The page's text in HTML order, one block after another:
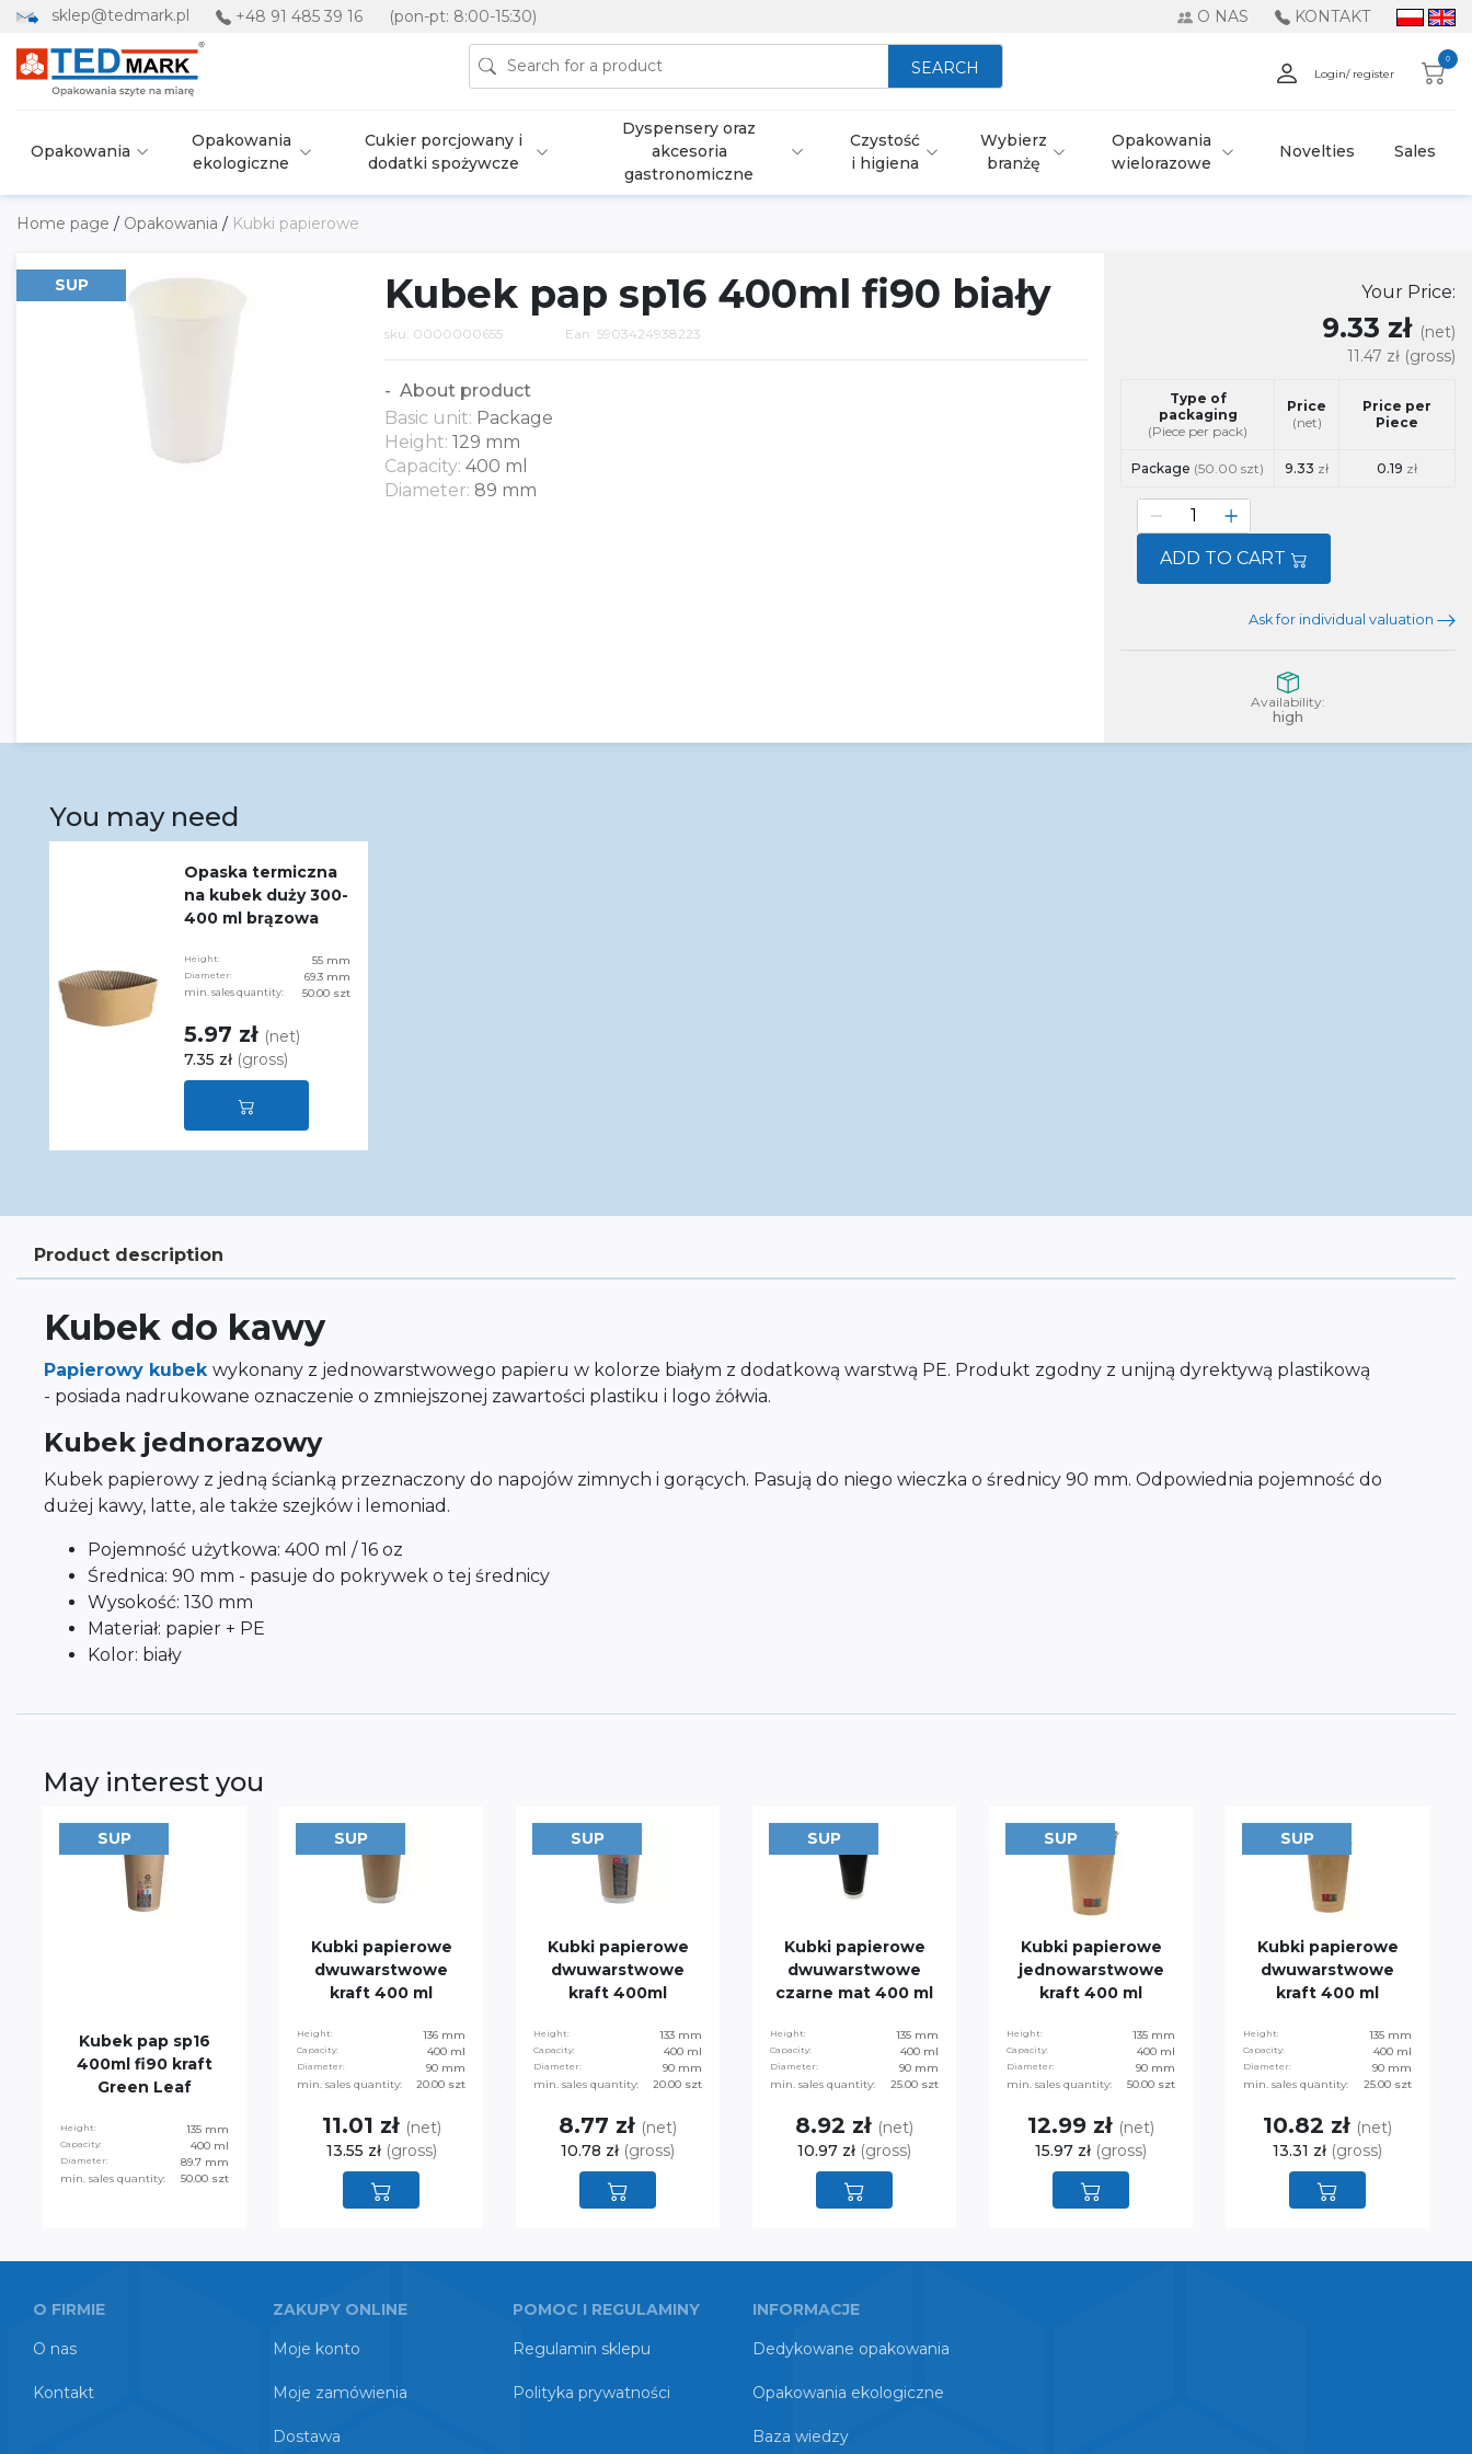
sklep@tedmark.pl +48 91 485 39 16 (pon-pt: 8:00-15:30) O NAS KONTAKT
SEARCH Login/ register
0
Opakowania
Opakowania
ekologiczne
Cukier porcjowany i
dodatki spożywcze
Dyspensery oraz
akcesoria
gastronomiczne
Czystość
i higiena
Wybierz
branżę
Opakowania
wielorazowe
Novelties Sales
Home page / Opakowania / Kubki papierowe
SUP Kubek pap sp16 400ml fi90 biały
sku: 0000000655 Ean: 5903424938223
About product
Basic unit: Package
Height: 129 mm
Capacity: 400 ml
Diameter: 89 mm
Your Price:
9.33 zł (net)
11.47 zł (gross)
Type of
packaging
(Piece per pack)
Price
(net)
Price per
Piece
Package (50.00 szt) 9.33 zł 0.19 zł
ADD TO CART
Ask for individual valuation
Availability:
high
You may need
Opaska termiczna
na kubek duży 300-
400 ml brązowa
Height: 55 mm
Diameter: 69.3 mm
min. sales quantity: 50.00 szt
5.97 zł (net)
7.35 zł (gross)
Product description
Kubek do kawy
Papierowy kubek wykonany z jednowarstwowego papieru w kolorze białym z dodatkową warstwą PE. Produkt zgodny z unijną dyrektywą plastikową
- posiada nadrukowane oznaczenie o zmniejszonej zawartości plastiku i logo żółwia.
Kubek jednorazowy
Kubek papierowy z jedną ścianką przeznaczony do napojów zimnych i gorących. Pasują do niego wieczka o średnicy 90 mm. Odpowiednia pojemność do
dużej kawy, latte, ale także szejków i lemoniad.
Pojemność użytkowa: 400 ml / 16 oz
Średnica: 90 mm - pasuje do pokrywek o tej średnicy
Wysokość: 130 mm
Materiał: papier + PE
Kolor: biały
May interest you
SUP
Kubek pap sp16
400ml fi90 kraft
Green Leaf
Height: 135 mm
Capacity: 400 ml
Diameter:
89.7 mm
min. sales quantity:
50.00 szt
SUP
Kubki papierowe
dwuwarstwowe
kraft 400 ml
Height: 136 mm
Capacity: 400 ml
Diameter:
90 mm
min. sales quantity:
20.00 szt
11.01 zł (net)
13.55 zł (gross)
SUP
Kubki papierowe
dwuwarstwowe
kraft 400ml
Height: 133 mm
Capacity: 400 ml
Diameter:
90 mm
min. sales quantity:
20.00 szt
8.77 zł (net)
10.78 zł (gross)
SUP
Kubki papierowe
dwuwarstwowe
czarne mat 400 ml
Height: 135 mm
Capacity: 400 ml
Diameter:
90 mm
min. sales quantity:
25.00 szt
8.92 zł (net)
10.97 zł (gross)
SUP
Kubki papierowe
jednowarstwowe
kraft 400 ml
Height: 135 mm
Capacity: 400 ml
Diameter:
90 mm
min. sales quantity:
50.00 szt
12.99 zł (net)
15.97 zł (gross)
SUP
Kubki papierowe
dwuwarstwowe
kraft 400 ml
Height: 135 mm
Capacity: 400 ml
Diameter:
90 mm
min. sales quantity:
25.00 szt
10.82 zł (net)
13.31 zł (gross)
O FIRMIE
O nas
Kontakt
ZAKUPY ONLINE
Moje konto
Moje zamówienia
Dostawa
POMOC I REGULAMINY
Regulamin sklepu
Polityka prywatności
INFORMACJE
Dedykowane opakowania
Opakowania ekologiczne
Baza wiedzy